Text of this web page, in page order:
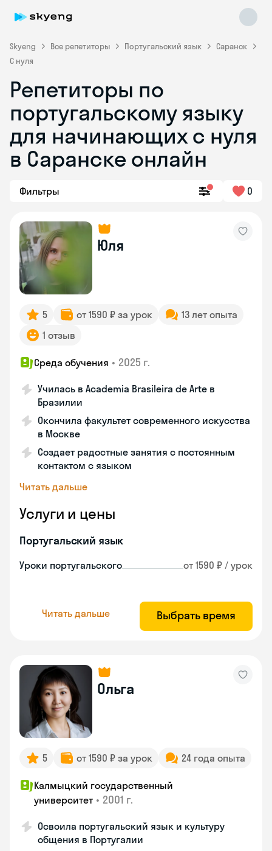
Skyeng Все репетиторы Португальский язык
Саранск
С нуля
Репетиторы по
португальскому языку
для начинающих с нуля
в Саранске онлайн
Фильтры 0
Юля
5 от 1590 ₽ за урок
13 лет опыта
1 отзыв
Среда обучения • 2025 г.
Училась в Academia Brasileira de Arte в
Бразилии
Окончила факультет современного искусства
в Москве
Создает радостные занятия с постоянным
контактом с языком
Читать дальше
Услуги и цены
Португальский язык
Уроки португальского от 1590 ₽ / урок
Читать дальше Выбрать время
Ольга
5 от 1590 ₽ за урок 24 года опыта
Калмыцкий государственный
университет • 2001 г.
Освоила португальский язык и культуру
общения в Португалии
Skyeng Chat